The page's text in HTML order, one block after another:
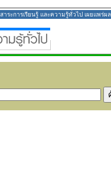
ะการเรียนรู้ และความรู้ทั่วไป เผยแพร่ผ